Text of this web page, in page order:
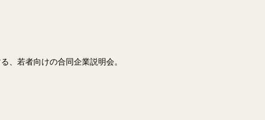
、若者向けの合同企業説明会。